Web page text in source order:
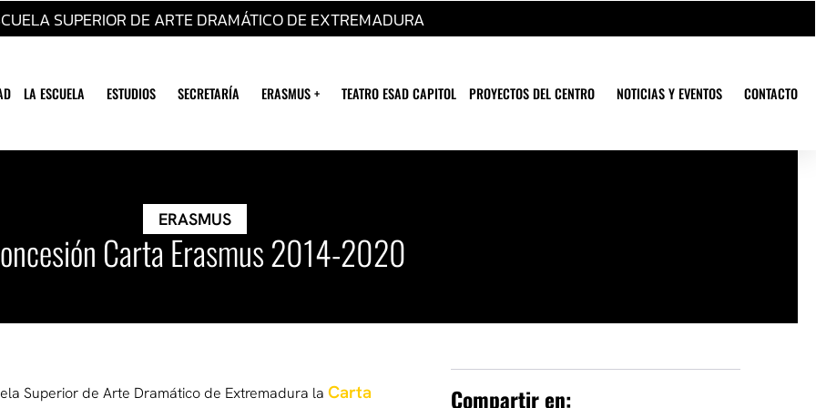
SUPERIOR DE ARTE DRAMÁTICO DE EXTREMADURA
LA ESCUELA ESTUDIOS SECRETARÍA ERASMUS + TEATRO ESAD CAPITOL PROYECTOS DEL CENTRO NOTICIAS Y EVENTOS CONTACTO
ERASMUS
Carta Erasmus 2014-2020
Superior de Arte Dramático de Extremadura la Carta
Compartir en: